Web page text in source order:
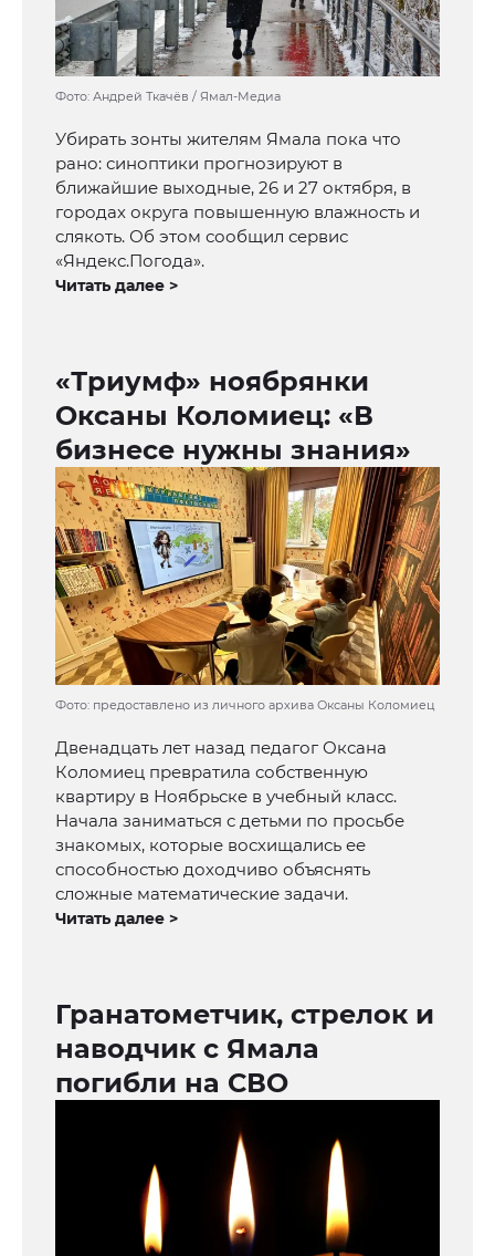
Фото: Андрей Ткачёв / Ямал-Медиа
Убирать зонты жителям Ямала пока что
рано: синоптики прогнозируют в
ближайшие выходные, 26 и 27 октября, в
городах округа повышенную влажность и
слякоть. Об этом сообщил сервис
«Яндекс.Погода».
Читать далее >
«Триумф» ноябрянки
Оксаны Коломиец: «В
бизнесе нужны знания»
Фото: предоставлено из личного архива Оксаны Коломиец
Двенадцать лет назад педагог Оксана
Коломиец превратила собственную
квартиру в Ноябрьске в учебный класс.
Начала заниматься с детьми по просьбе
знакомых, которые восхищались ее
способностью доходчиво объяснять
сложные математические задачи.
Читать далее >
Гранатометчик, стрелок и
наводчик с Ямала
погибли на СВО